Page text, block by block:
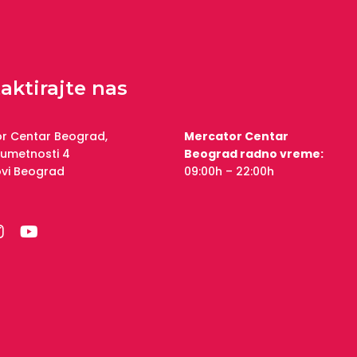
nas
Centar Beograd,
4
Beograd
Mercator Centar
Beograd radno vreme:
09:00h – 22:00h